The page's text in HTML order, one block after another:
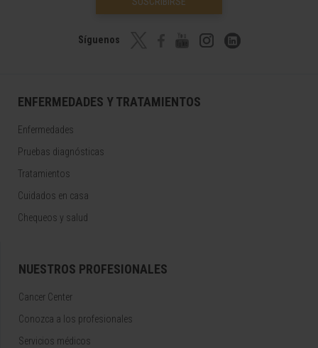
Síguenos
ENFERMEDADES Y TRATAMIENTOS
Enfermedades
Pruebas diagnósticas
Tratamientos
Cuidados en casa
Chequeos y salud
NUESTROS PROFESIONALES
Cancer Center
Conozca a los profesionales
Servicios médicos